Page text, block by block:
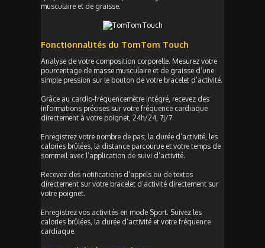
musculaire et de graisse.
Fonctionnalités du TomTom Touch
Analyse de votre composition corporelle. Mesurez votre
pourcentage de masse musculaire et de graisse d’une
simple pression sur le bouton de votre bracelet d’activité.
Grâce au cardio-fréquencemètre intégré, recevez des
informations précises sur votre fréquence cardiaque
directement à votre poignet, 24h/24, 7j/7.
Enregistrez votre nombre de pas, la durée d’activité, les
calories brûlées, la distance parcourue et votre temps de
sommeil avec l’application de suivi d’activité.
Recevez des notifications d’appels ou de textos
directement sur votre bracelet d’activité directement sur
votre poignet.
Enregistrez vos activités en mode Sport. Suivez les
calories brûlées, la durée d’activité et votre fréquence
cardiaque.